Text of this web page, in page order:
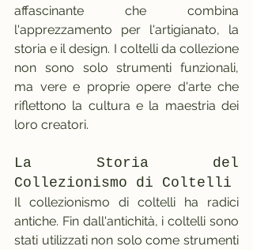
affascinante che combina
l'apprezzamento per l'artigianato, la
storia e il design. I coltelli da collezione
non sono solo strumenti funzionali,
ma vere e proprie opere d'arte che
riflettono la cultura e la maestria dei
loro creatori.
La Storia del
Collezionismo di Coltelli
Il collezionismo di coltelli ha radici
antiche. Fin dall'antichità, i coltelli sono
stati utilizzati non solo come strumenti